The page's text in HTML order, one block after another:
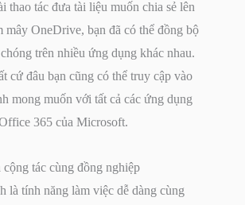
thao tác đưa tài liệu muốn chia sẻ lên
mây OneDrive, bạn đã có thể đồng bộ
trên nhiều ứng dụng khác nhau.
cứ đâu bạn cũng có thể truy cập vào
mong muốn với tất cả các ứng dụng
365 của Microsoft.
tác cùng đồng nghiệp
là tính năng làm việc dễ dàng cùng